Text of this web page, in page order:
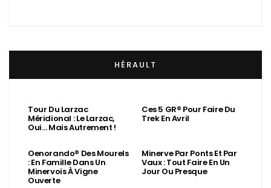
HÉRAULT
Tour Du Larzac
Méridional : Le Larzac,
Oui… Mais Autrement !
Ces 5 GR® Pour Faire Du
Trek En Avril
Oenorando® Des Mourels
: En Famille Dans Un
Minervois À Vigne
Ouverte
Minerve Par Ponts Et Par
Vaux : Tout Faire En Un
Jour Ou Presque